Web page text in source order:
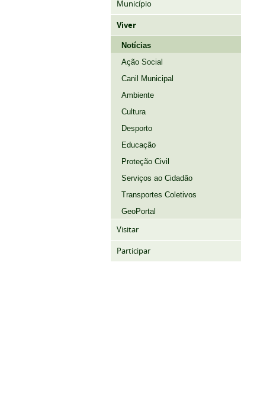
Município
Viver
Notícias
Ação Social
Canil Municipal
Ambiente
Cultura
Desporto
Educação
Proteção Civil
Serviços ao Cidadão
Transportes Coletivos
GeoPortal
Visitar
Participar